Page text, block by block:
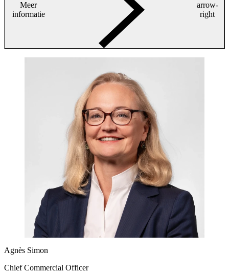
Meer
informatie
arrow-
right
Agnès Simon
Chief Commercial Officer